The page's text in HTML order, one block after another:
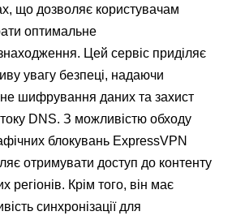
що дозволяє користувачам
оптимальне
Цей сервіс приділяє
увагу безпеці, надаючи
шифрування даних та захист
DNS. З можливістю обходу
блокувань ExpressVPN
отримувати доступ до контенту
регіонів. Крім того, він має
синхронізації для